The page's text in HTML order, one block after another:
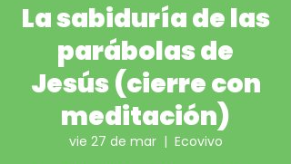
La sabiduría de las
parábolas de
Jesús (cierre con
meditación)
vie 27 de mar
  |
Ecovivo